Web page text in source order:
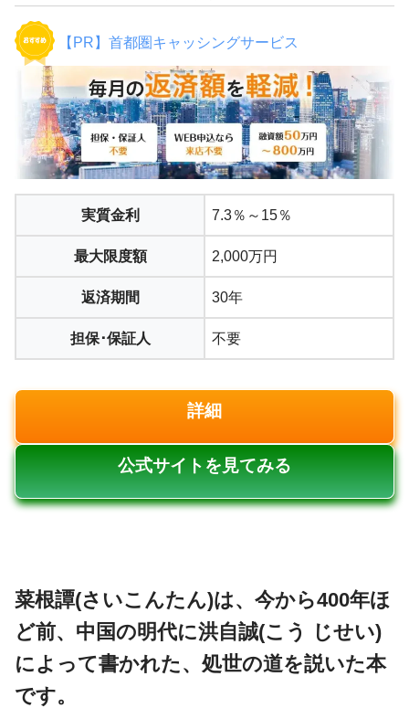
【PR】首都圏キャッシングサービス
実質金利 7.3％～15％
最大限度額 2,000万円
返済期間 30年
担保･保証人 不要
詳細
公式サイトを見てみる
菜根譚(さいこんたん)は、今から400年ほ
ど前、中国の明代に洪自誠(こう じせい)
によって書かれた、処世の道を説いた本
です。